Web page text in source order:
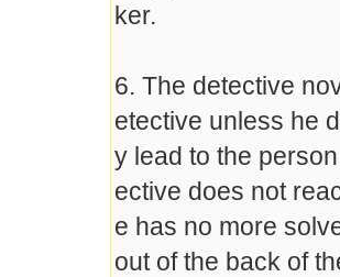
ker.
6. The detective
etective unless he
y lead to the
ective does not
e has no more
out of the back of